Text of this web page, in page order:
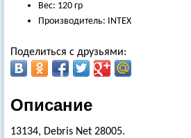
Вес: 120 гр
Производитель: INTEX
Поделиться с друзьями:
Описание
13134, Debris Net 28005.